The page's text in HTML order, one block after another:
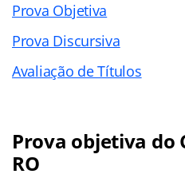
Prova Objetiva
Prova Discursiva
Avaliação de Títulos
Prova objetiva do
RO